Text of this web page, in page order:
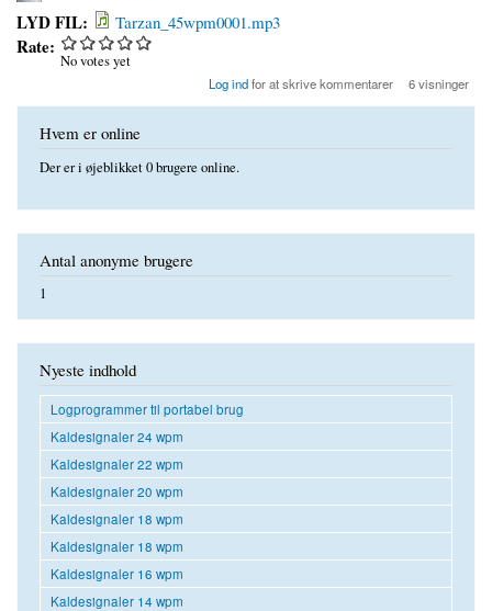
LYD FIL: Tarzan_45wpm0001.mp3
Rate:
No votes yet
Log indfor at skrive kommentarer 6 visninger
Hvem er online
Der er i øjeblikket 0 brugere online.
Antal anonyme brugere
1
Nyeste indhold
Logprogrammer til portabel brug
Kaldesignaler 24 wpm
Kaldesignaler 22 wpm
Kaldesignaler 20 wpm
Kaldesignaler 18 wpm
Kaldesignaler 18 wpm
Kaldesignaler 16 wpm
Kaldesignaler 14 wpm